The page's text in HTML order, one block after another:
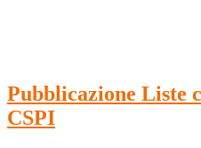
Pubblicazione Liste
CSPI